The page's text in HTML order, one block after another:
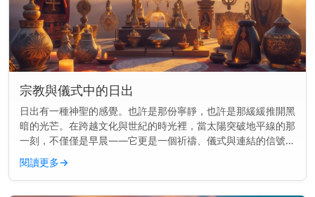
宗教與儀式中的日出
日出有一種神聖的感覺。也許是那份寧靜，也許是那緩緩推開黑
暗的光芒。在跨越文化與世紀的時光裡，當太陽突破地平線的那
一刻，不僅僅是早晨——它更是一個祈禱、儀式與連結的信號。
主要見解： 日出長久以來標誌著許多宗教中的神聖時刻，用於
祈禱、供奉和慶...
閱讀更多→